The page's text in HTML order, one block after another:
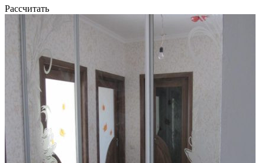
Рассчитать